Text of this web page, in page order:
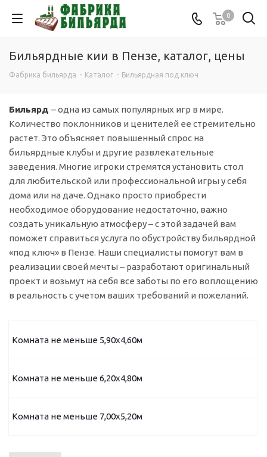
0
Бильярдные кии в Пензе, каталог, цены
Фабрика бильярда - Каталог - Бильярдная под ключ
Бильярд – одна из самых популярных игр в мире.
Количество поклонников и ценителей ее стремительно
растет. Это объясняет повышенный спрос на
бильярдные клубы и другие развлекательные
заведения. Многие игроки стремятся установить стол
для любительской или профессиональной игры у себя
дома или на даче. Однако просто приобрести
необходимое оборудование недостаточно, важно
создать уникальную атмосферу – с этой задачей вам
поможет справиться услуга по обустройству бильярдной
«под ключ» в Пензе. Наши специалисты помогут вам в
реализации своей мечты – разработают оригинальный
проект и возьмут на себя все заботы по его воплощению
в реальность с учетом ваших требований и пожеланий.
Комната не меньше 5,90х4,60м
Комната не меньше 6,20х4,80м
Комната не меньше 7,00х5,20м